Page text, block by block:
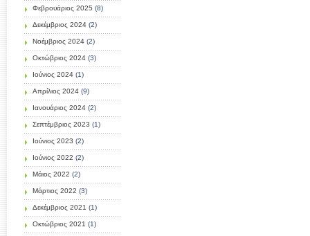
Φεβρουάριος 2025 (8)
Δεκέμβριος 2024 (2)
Νοέμβριος 2024 (2)
Οκτώβριος 2024 (3)
Ιούνιος 2024 (1)
Απρίλιος 2024 (9)
Ιανουάριος 2024 (2)
Σεπτέμβριος 2023 (1)
Ιούνιος 2023 (2)
Ιούνιος 2022 (2)
Μάιος 2022 (2)
Μάρτιος 2022 (3)
Δεκέμβριος 2021 (1)
Οκτώβριος 2021 (1)